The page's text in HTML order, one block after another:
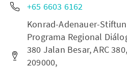
+65 6603 6162
Konrad-Adenauer-
Programa Regional
380 Jalan Besar, ARC
209000,